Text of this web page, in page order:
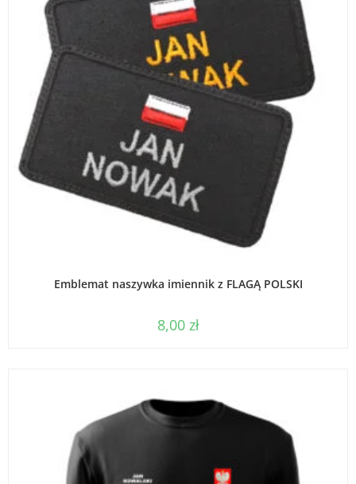
Emblemat naszywka imiennik z FLAGĄ POLSKI
8,00 zł